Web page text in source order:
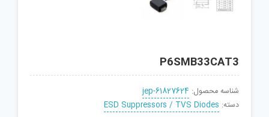
P6SMB33CAT3
شناسه محصول: jep-61827624
دسته: ESD Suppressors / TVS Diodes